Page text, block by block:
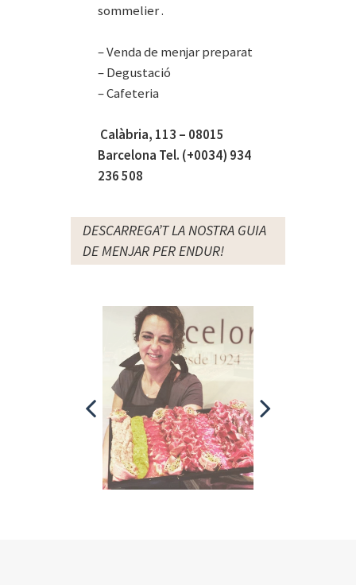
sommelier .
– Venda de menjar preparat
– Degustació
– Cafeteria
Calàbria, 113 – 08015
Barcelona Tel. (+0034) 934
236 508
DESCARREGA’T LA NOSTRA GUIA
DE MENJAR PER ENDUR!